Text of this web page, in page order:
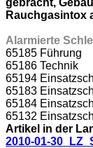
Rauchgasintox
Alarmierte
65185 Führung
65186 Technik
65194
65183
65184
65132
Artikel in der
2010-01-